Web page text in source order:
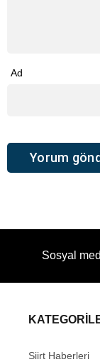
Ad
Sosyal
Siirt Haberleri